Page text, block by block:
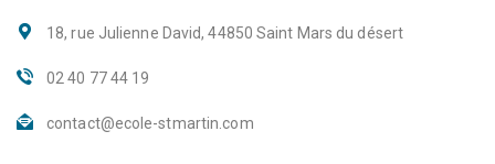
18, rue Julienne David, 44850 Saint Mars du désert
02 40 77 44 19
contact@ecole-stmartin.com